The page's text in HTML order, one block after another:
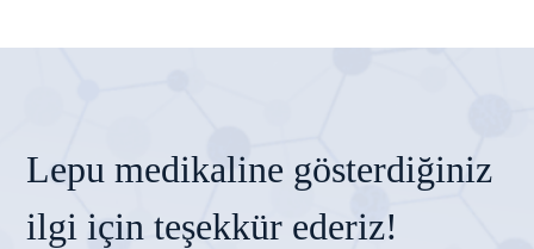
Lepu medikaline gösterdiğiniz
ilgi için teşekkür ederiz!